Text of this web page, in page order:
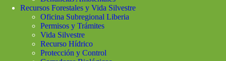
Recursos Forestales y Vida Silvestre
Oficina Subregional Liberia
Permisos y Trámites
Vida Silvestre
Recurso Hídrico
Protección y Control